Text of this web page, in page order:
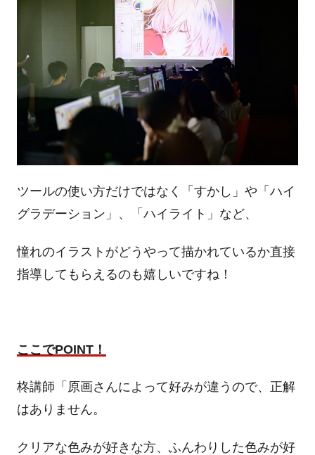
ツールの使い方だけではなく「すかし」や「ハイ
グラデーション」、「ハイライト」など、
憧れのイラストがどうやって描かれているか直接
指導してもらえるのも嬉しいですね！
ここでPOINT！
柊講師「原画さんによって好みが違うので、正解
はありません。
クリアな色みが好きな方、ふんわりした色みが好